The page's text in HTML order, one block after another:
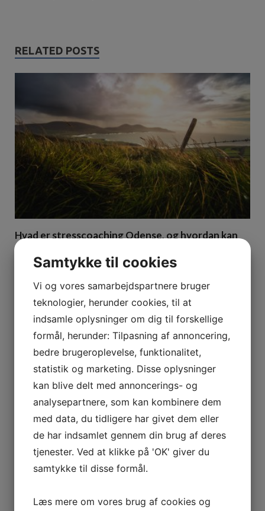
RELATED POSTS
Hvad er stresscoaching Odense, og hvordan kan
det hjælpe dig med at håndtere dit stressniveau
28. november 2022
Bedemand med nærvær
Samtykke til cookies
Vi og vores samarbejdspartnere bruger
teknologier, herunder cookies, til at
indsamle oplysninger om dig til forskellige
formål, herunder: Tilpasning af annoncering,
bedre brugeroplevelse, funktionalitet,
statistik og marketing. Disse oplysninger
kan blive delt med annoncerings- og
analysepartnere, som kan kombinere dem
med data, du tidligere har givet dem eller
de har indsamlet gennem din brug af deres
tjenester. Ved at klikke på 'OK' giver du
samtykke til disse formål.
Læs mere om vores brug af cookies og